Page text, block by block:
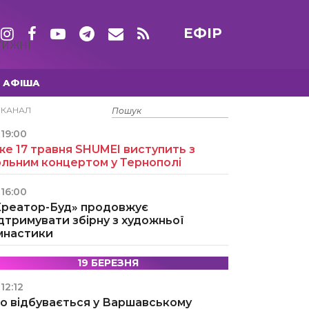
ЕФІР
АФІША
15 ТРАВНЯ
19:00
17 травня SHUMEI виступить з
концертом у Тернополі
16:00
Буд» продовжує
збірну з художньої
19 БЕРЕЗНЯ
12:12
відбувається у Варшавському